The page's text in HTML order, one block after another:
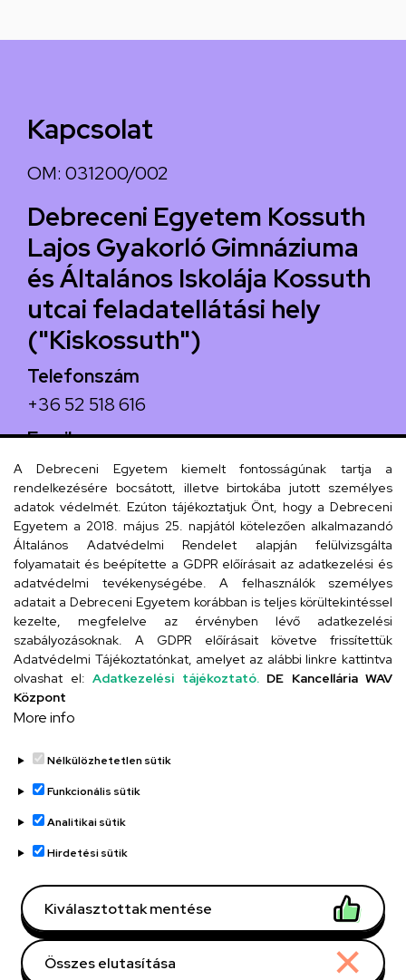
Kapcsolat
OM: 031200/002
Debreceni Egyetem Kossuth
Lajos Gyakorló Gimnáziuma
és Általános Iskolája Kossuth
utcai feladatellátási hely
("Kiskossuth")
Telefonszám
+36 52 518 616
Email
iskola@kossuth-alt.unideb.hu
Cím
4024 Debrecen, Kossuth utca 33.
Szervezeti telefonkönyv
UD telefonkönyv
Adatvédelem
Adatvédelem
Régi oldal
Technikai információk
A Debreceni Egyetem kiemelt fontosságúnak tartja a
rendelkezésére bocsátott, illetve birtokába jutott személyes
adatok védelmét. Ezúton tájékoztatjuk Önt, hogy a Debreceni
Egyetem a 2018. május 25. napjától kötelezően alkalmazandó
Általános Adatvédelmi Rendelet alapján felülvizsgálta
folyamatait és beépítette a GDPR előírásait az adatkezelési és
adatvédelmi tevékenységébe. A felhasználók személyes
adatait a Debreceni Egyetem korábban is teljes körültekintéssel
kezelte, megfelelve az érvényben lévő adatkezelési
szabályozásoknak. A GDPR előírásait követve frissítettük
Adatvédelmi Tájékoztatónkat, amelyet az alábbi linkre kattintva
olvashat el: Adatkezelési tájékoztató. DE Kancellária WAV
Központ
More info
Nélkülözhetetlen sütik
Funkcionális sütik
Analitikai sütik
Hirdetési sütik
Kiválasztottak mentése
Összes elutasítása